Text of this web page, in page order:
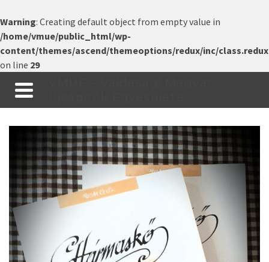
Warning: Creating default object from empty value in
/home/vmue/public_html/wp-
content/themes/ascend/themeoptions/redux/inc/
on line 29